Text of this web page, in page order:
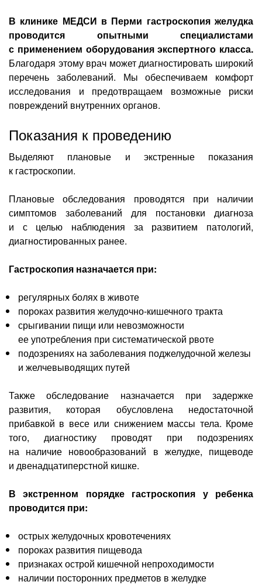
В клинике МЕДСИ в Перми гастроскопия желудка
проводится опытными специалистами
с применением оборудования экспертного класса.
Благодаря этому врач может диагностировать широкий
перечень заболеваний. Мы обеспечиваем комфорт
исследования и предотвращаем возможные риски
повреждений внутренних органов.
Показания к проведению
Выделяют плановые и экстренные показания
к гастроскопии.
Плановые обследования проводятся при наличии
симптомов заболеваний для постановки диагноза
и с целью наблюдения за развитием патологий,
диагностированных ранее.
Гастроскопия назначается при:
регулярных болях в животе
пороках развития желудочно-кишечного тракта
срыгивании пищи или невозможности
ее употребления при систематической рвоте
подозрениях на заболевания поджелудочной железы
и желчевыводящих путей
Также обследование назначается при задержке
развития, которая обусловлена недостаточной
прибавкой в весе или снижением массы тела. Кроме
того, диагностику проводят при подозрениях
на наличие новообразований в желудке, пищеводе
и двенадцатиперстной кишке.
В экстренном порядке гастроскопия у ребенка
проводится при:
острых желудочных кровотечениях
пороках развития пищевода
признаках острой кишечной непроходимости
наличии посторонних предметов в желудке